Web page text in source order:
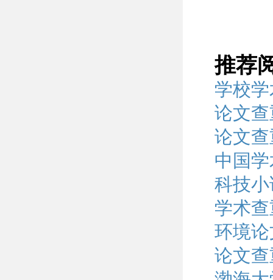
推荐
学校
论文
论文
中国
科技
学术
环境
论文